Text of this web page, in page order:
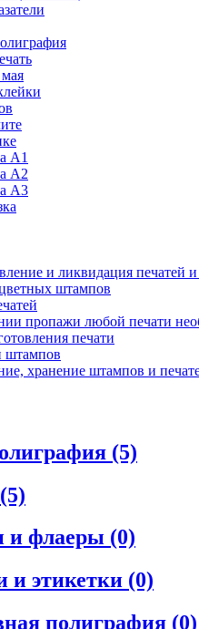
А1
А2
А3
и ликвидация печатей
штампов
пропажи любой печати
печати
штампов
хранение штампов и
(5)
(5)
и флаеры (0)
и этикетки (0)
полиграфия (0)